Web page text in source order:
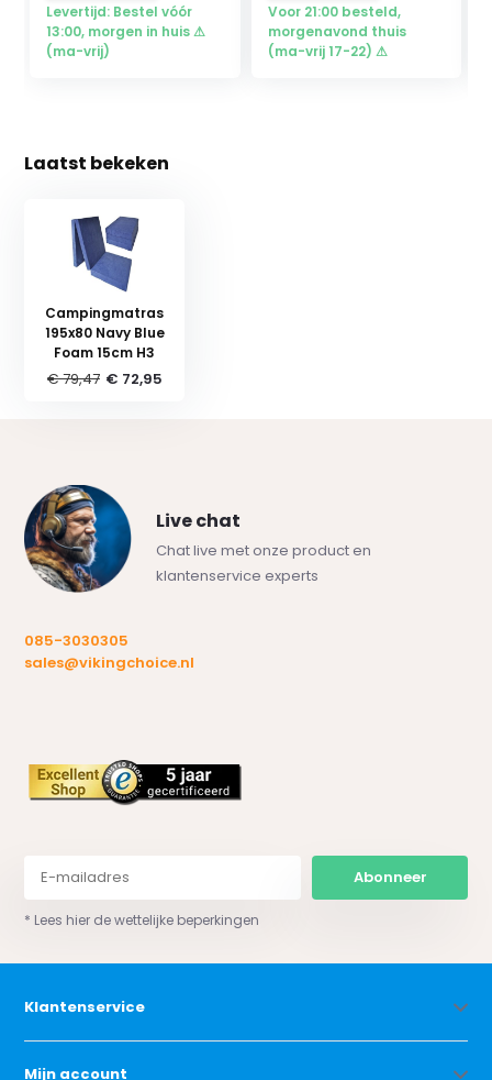
Levertijd: Bestel vóór
13:00, morgen in huis ⚠
(ma-vrij)
Voor 21:00 besteld,
morgenavond thuis
(ma-vrij 17-22) ⚠
Laatst bekeken
Campingmatras
195x80 Navy Blue
Foam 15cm H3
€ 79,47 € 72,95
Live chat
Chat live met onze product en
klantenservice experts
085-3030305
sales@vikingchoice.nl
Abonneer
* Lees hier de wettelijke beperkingen
Klantenservice
Mijn account